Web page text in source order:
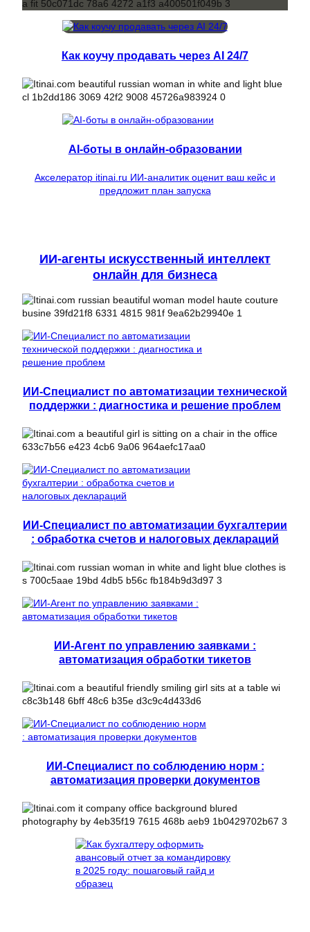
Как коучу продавать через AI 24/7
AI-боты в онлайн-образовании
Акселератор itinai.ru ИИ-аналитик оценит ваш кейс и
предложит план запуска
ИИ-агенты искусственный интеллект
онлайн для бизнеса
ИИ-Специалист по автоматизации технической
поддержки : диагностика и решение проблем
ИИ-Специалист по автоматизации бухгалтерии
: обработка счетов и налоговых деклараций
ИИ-Агент по управлению заявками :
автоматизация обработки тикетов
ИИ-Специалист по соблюдению норм :
автоматизация проверки документов